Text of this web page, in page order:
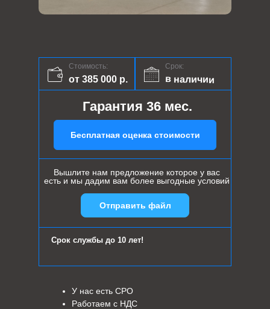
Срок:
в наличии
Стоимость:
от 385 000 р.
Гарантия 36 мес.
Бесплатная оценка стоимости
Вышлите нам предложение которое у вас
есть и мы дадим вам более выгодные условий
Срок службы до 10 лет!
У нас есть СРО
Работаем с НДС
Отправить файл